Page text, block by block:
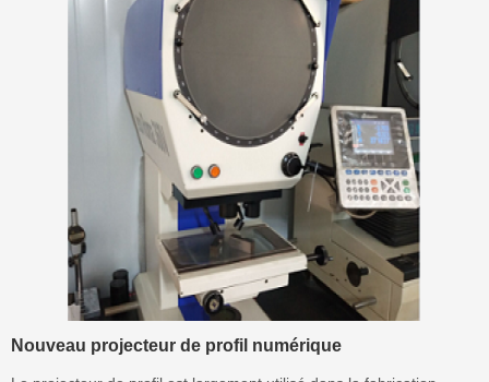
Nouveau projecteur de profil numérique